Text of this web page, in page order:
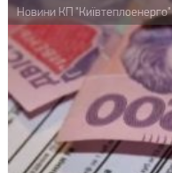
Новини КП "Київтеплоенерго"